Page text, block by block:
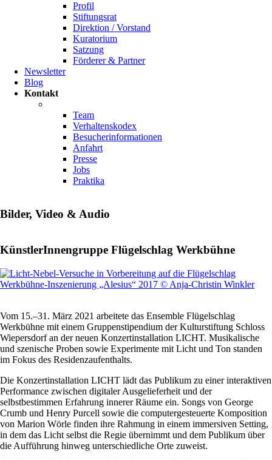
Profil
Stiftungsrat
Direktion / Vorstand
Kuratorium
Satzung
Förderer & Partner
Newsletter
Blog
Kontakt
Team
Verhaltenskodex
Besucherinformationen
Anfahrt
Presse
Jobs
Praktika
Bilder, Video & Audio
KünstlerInnengruppe Flügelschlag Werkbühne
Vom 15.–31. März 2021 arbeitete das Ensemble Flügelschlag
Werkbühne mit einem Gruppenstipendium der Kulturstiftung Schloss
Wiepersdorf an der neuen Konzertinstallation LICHT. Musikalische
und szenische Proben sowie Experimente mit Licht und Ton standen
im Fokus des Residenzaufenthalts.
Die Konzertinstallation LICHT lädt das Publikum zu einer interaktiven
Performance zwischen digitaler Ausgelieferheit und der
selbstbestimmen Erfahrung innerer Räume ein. Songs von George
Crumb und Henry Purcell sowie die computergesteuerte Komposition
von Marion Wörle finden ihre Rahmung in einem immersiven Setting,
in dem das Licht selbst die Regie übernimmt und dem Publikum über
die Aufführung hinweg unterschiedliche Orte zuweist.